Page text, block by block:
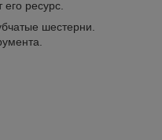
ресурс.
шестерни.